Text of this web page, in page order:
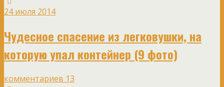
24 июля 2014
Чудесное спасение из легковушки, на
которую упал контейнер (9 фото)
комментариев 13